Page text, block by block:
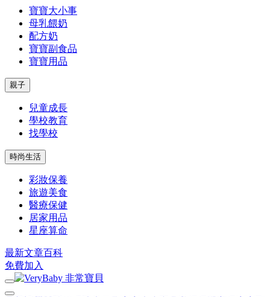
寶寶大小事
母乳餵奶
配方奶
寶寶副食品
寶寶用品
親子
兒童成長
學校教育
找學校
時尚生活
彩妝保養
旅遊美食
醫療保健
居家用品
星座算命
最新文章百科
免費加入